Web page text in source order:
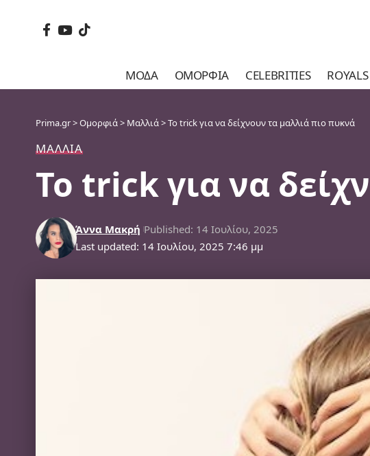
ΜΌΔΑ ΟΜΟΡΦΙΆ CELEBRITIES ROYALS
Prima.gr>Ομορφιά> Μαλλιά>Το trick για να δείχνουν τα μαλλιά πιο πυκνά
ΜΑΛΛΙΆ
Το trick για να
Last updated: 14 Ιουλίου, 2025 7:46 μμ
Άννα Μακρή Published: 14 Ιουλίου, 2025